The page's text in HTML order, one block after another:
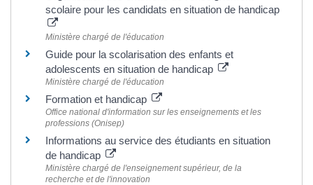
scolaire pour les candidats en situation de handicap
Ministère chargé de l'éducation
Guide pour la scolarisation des enfants et
adolescents en situation de handicap
Ministère chargé de l'éducation
Formation et handicap
Office national d'information sur les enseignements et les
professions (Onisep)
Informations au service des étudiants en situation
de handicap
Ministère chargé de l'enseignement supérieur, de la
recherche et de l'innovation